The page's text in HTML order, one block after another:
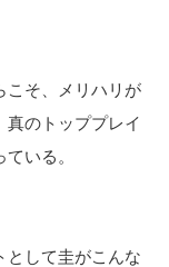
こそ、メリハリが
真のトッププレイ
いる。
として圭がこんな